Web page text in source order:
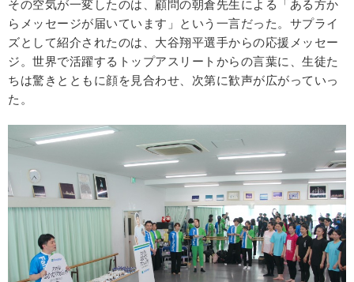
その空気が一変したのは、顧問の朝倉先生による「ある方か
らメッセージが届いています」という一言だった。サプライ
ズとして紹介されたのは、大谷翔平選手からの応援メッセー
ジ。世界で活躍するトップアスリートからの言葉に、生徒た
ちは驚きとともに顔を見合わせ、次第に歓声が広がっていっ
た。